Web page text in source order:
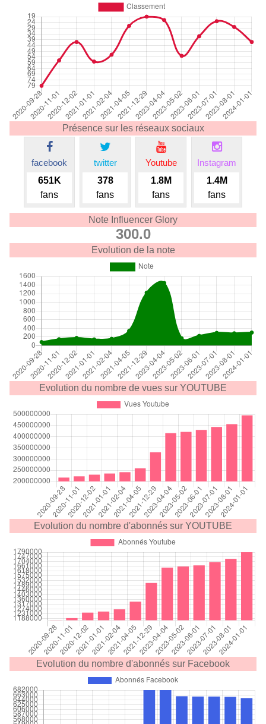
Présence sur les réseaux sociaux
facebook
651K
fans
twitter
378
fans
Youtube
1.8M
fans
Instagram
1.4M
fans
Note Influencer Glory
300.0
Evolution de la note
Evolution du nombre de vues sur YOUTUBE
Evolution du nombre d'abonnés sur YOUTUBE
Evolution du nombre d'abonnés sur Facebook